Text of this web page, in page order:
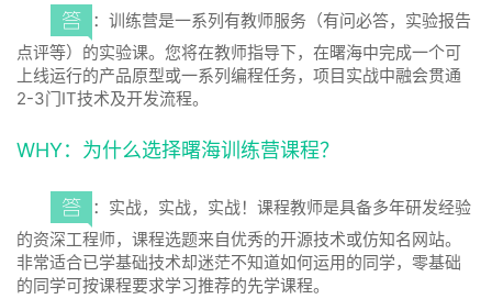
：训练营是一系列有教师服务（有问必答，实验报告
点评等）的实验课。您将在教师指导下，在曙海中完成一个可
上线运行的产品原型或一系列编程任务，项目实战中融会贯通
2-3门IT技术及开发流程。
WHY：为什么选择曙海训练营课程？
：实战，实战，实战！课程教师是具备多年研发经验
的资深工程师，课程选题来自优秀的开源技术或仿知名网站。
非常适合已学基础技术却迷茫不知道如何运用的同学，零基础
的同学可按课程要求学习推荐的先学课程。